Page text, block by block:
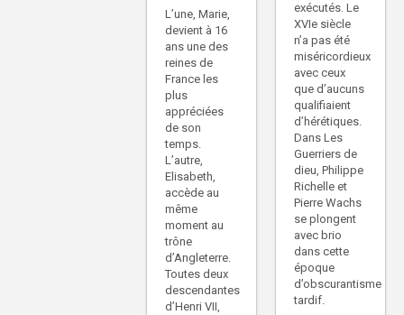
exécutés. Le
XVIe siècle
n’a pas été
miséricordieux
avec ceux
que d’aucuns
qualifiaient
d’hérétiques.
Dans Les
Guerriers de
dieu, Philippe
Richelle et
Pierre Wachs
se plongent
avec brio
dans cette
époque
d’obscurantisme
tardif.
L’une, Marie,
devient à 16
ans une des
reines de
France les
plus
appréciées
de son
temps.
L’autre,
Elisabeth,
accède au
même
moment au
trône
d’Angleterre.
Toutes deux
descendantes
d’Henri VII,